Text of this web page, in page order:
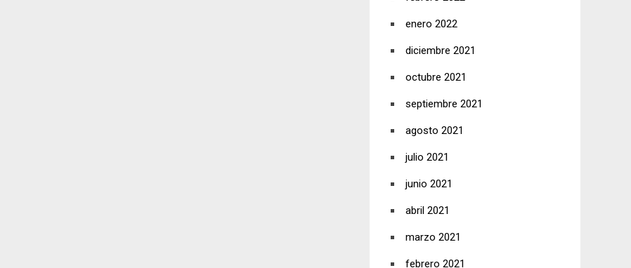
enero 2022
diciembre 2021
octubre 2021
septiembre 2021
agosto 2021
julio 2021
junio 2021
abril 2021
marzo 2021
febrero 2021